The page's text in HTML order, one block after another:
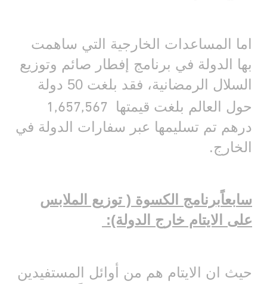
اما المساعدات الخارجية التي ساهمت
بها الدولة في برنامج إفطار صائم وتوزيع
السلال الرمضانية، فقد بلغت 50 دولة
حول العالم بلغت قيمتها
1,657,567
درهم تم تسليمها عبر سفارات الدولة في
الخارج.
سابعاًبرنامج الكسوة ( توزيع الملابس
على الايتام خارج الدولة):
حيث ان الايتام هم من أوائل المستفيدين